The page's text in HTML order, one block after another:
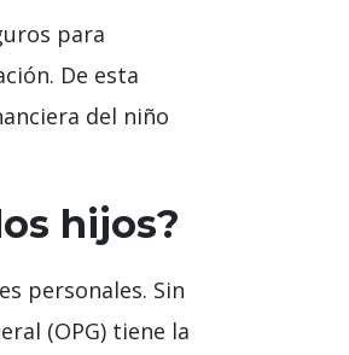
para
De esta
del niño
hijos?
personales. Sin
(OPG) tiene la